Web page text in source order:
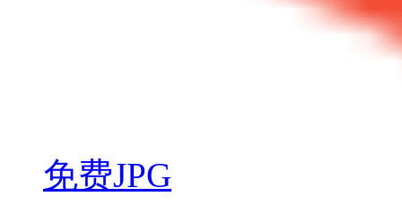
免费JPG